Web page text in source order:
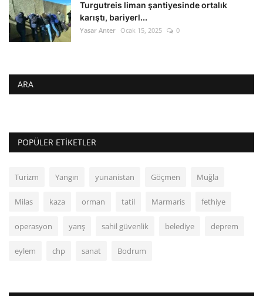
Turgutreis liman şantiyesinde ortalık
karıştı, bariyerl...
Yasar Anter Ocak 15, 2025 0
ARA
POPÜLER ETIKETLER
Turizm Yangın yunanistan Göçmen Muğla
Milas kaza orman tatil Marmaris fethiye
operasyon yarış sahil güvenlik belediye deprem
eylem chp sanat Bodrum